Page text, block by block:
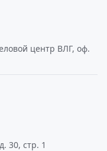
центр ВЛГ, оф.
30, стр. 1